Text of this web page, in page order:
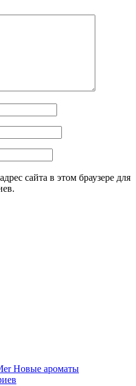
сайта в этом браузере для
Новые ароматы